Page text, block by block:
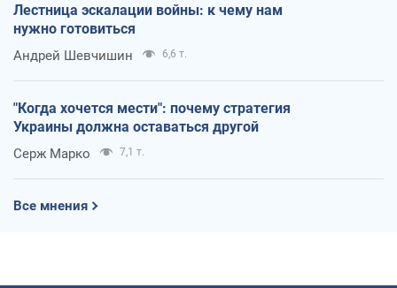
Лестница эскалации войны: к чему нам
нужно готовиться
Андрей Шевчишин 6,6 т.
"Когда хочется мести": почему стратегия
Украины должна оставаться другой
Серж Марко 7,1 т.
Все мнения